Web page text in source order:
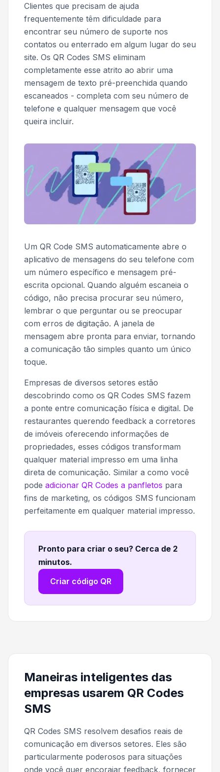
Clientes que precisam de ajuda
frequentemente têm dificuldade para
encontrar seu número de suporte nos
contatos ou enterrado em algum lugar do seu
site. Os QR Codes SMS eliminam
completamente esse atrito ao abrir uma
mensagem de texto pré-preenchida quando
escaneados - completa com seu número de
telefone e qualquer mensagem que você
queira incluir.
Um QR Code SMS automaticamente abre o
aplicativo de mensagens do seu telefone com
um número específico e mensagem pré-
escrita opcional. Quando alguém escaneia o
código, não precisa procurar seu número,
lembrar o que perguntar ou se preocupar
com erros de digitação. A janela de
mensagem abre pronta para enviar, tornando
a comunicação tão simples quanto um único
toque.
Empresas de diversos setores estão
descobrindo como os QR Codes SMS fazem
a ponte entre comunicação física e digital. De
restaurantes querendo feedback a corretores
de imóveis oferecendo informações de
propriedades, esses códigos transformam
qualquer material impresso em uma linha
direta de comunicação. Similar a como você
pode adicionar QR Codes a panfletos para
fins de marketing, os códigos SMS funcionam
perfeitamente em qualquer material impresso.
Pronto para criar o seu? Cerca de 2
minutos.
Criar código QR
Maneiras inteligentes das
empresas usarem QR Codes
SMS
QR Codes SMS resolvem desafios reais de
comunicação em diversos setores. Eles são
particularmente poderosos para situações
onde você quer encorajar feedback, fornecer